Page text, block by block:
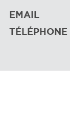
EMAIL
TÉLÉPHONE